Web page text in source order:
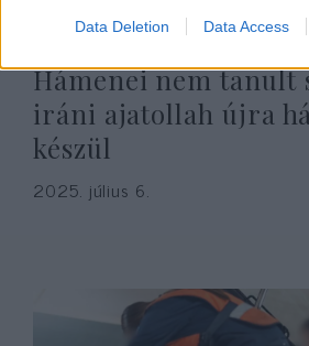
Data Deletion Data Access
Hámenei nem tanult
iráni ajatollah újra
készül
2025. július 6.